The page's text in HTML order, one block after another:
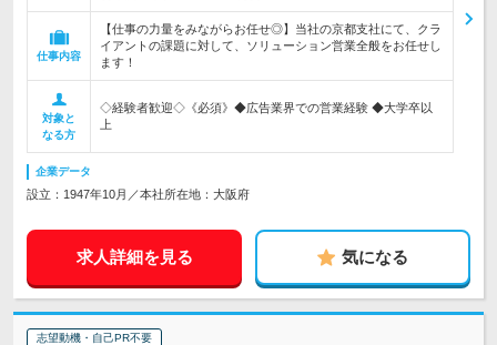
仕事内容
【仕事の力量をみながらお任せ◎】当社の京都支社にて、クラ
イアントの課題に対して、ソリューション営業全般をお任せし
ます！
対象と
なる方
◇経験者歓迎◇《必須》◆広告業界での営業経験 ◆大学卒以
上
企業データ
設立：1947年10月／本社所在地：大阪府
求人詳細を見る 気になる
志望動機・自己PR不要